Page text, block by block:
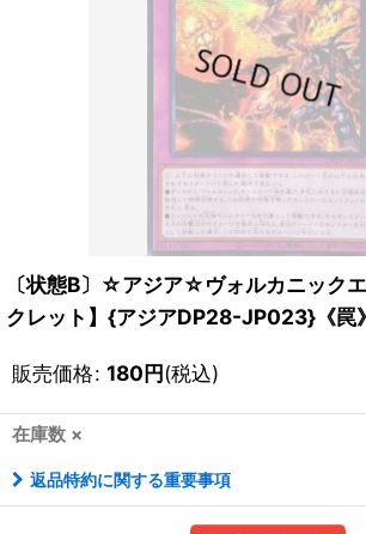
〔状態B〕☆アジア☆ヴォルカニック
クレット】{アジアDP28-JP023}《罠》
販売価格: 180円(税込)
在庫数 ×
返品特約に関する重要事項